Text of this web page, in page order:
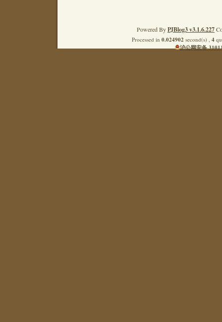
Powered ByPJBlog3 v3.1.6.227
Processed in 0.024902 second(s) , 4
沪公网安备